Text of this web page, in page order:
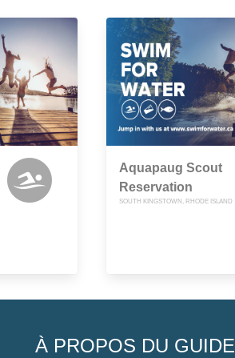
Aquapaug Scout
Reservation
SOUTH KINGSTOWN, RHODE ISLAND
À PROPOS DU GUIDE